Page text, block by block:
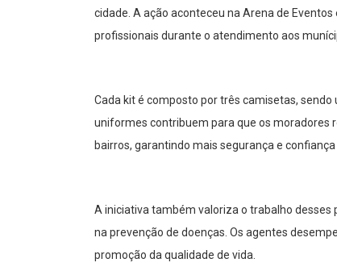
cidade. A ação aconteceu na Arena de
profissionais durante o atendimento aos
Cada kit é composto por três camisetas,
uniformes contribuem para que os moradores
bairros, garantindo mais segurança e
A iniciativa também valoriza o trabalho
na prevenção de doenças. Os agentes
promoção da qualidade de vida.